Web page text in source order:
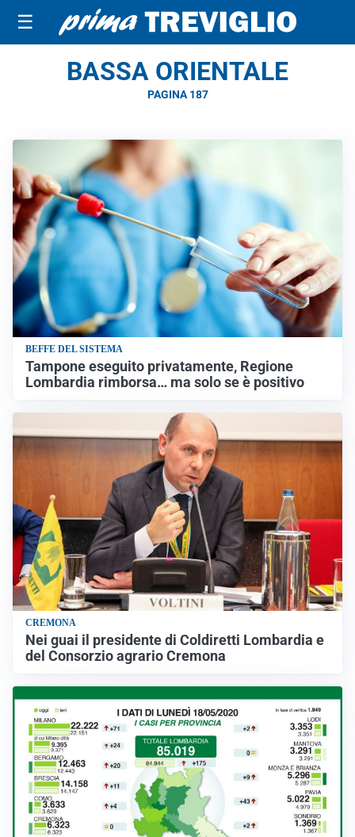
☰
BASSA ORIENTALE
PAGINA 187
BEFFE DEL SISTEMA
Tampone eseguito privatamente, Regione
Lombardia rimborsa… ma solo se è positivo
CREMONA
Nei guai il presidente di Coldiretti Lombardia e
del Consorzio agrario Cremona